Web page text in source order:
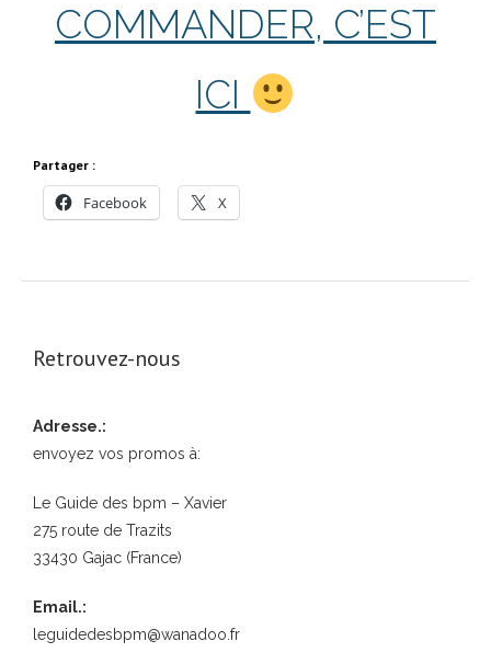
COMMANDER, C’EST
ICI
Partager :
Facebook X
Retrouvez-nous
Adresse.:
envoyez vos promos à:
Le Guide des bpm – Xavier
275 route de Trazits
33430 Gajac (France)
Email.:
leguidedesbpm@wanadoo.fr